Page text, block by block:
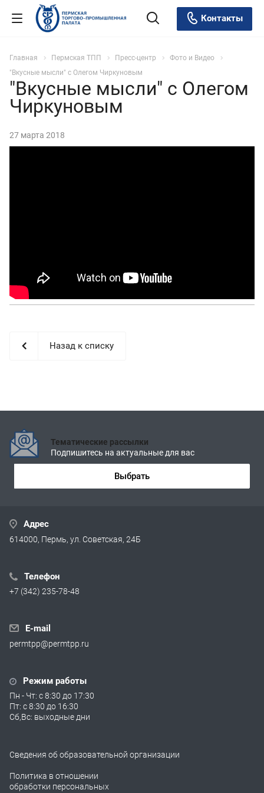
Контакты
Главная Пермская ТПП Пресс-центр
Фото и Видео
"Вкусные мысли" с Олегом Чиркуновым
"Вкусные мысли" с Олегом
Чиркуновым
27 марта 2018
Назад к списку
Тематические рассылки
Подпишитесь на актуальные для вас
Выбрать
Адрес
614000, Пермь, ул. Советская, 24Б
Телефон
+7 (342) 235-78-48
E-mail
permtpp@permtpp.ru
Режим работы
Пн - Чт: с 8:30 до 17:30
Пт: с 8:30 до 16:30
Сб,Вс: выходные дни
Сведения об образовательной организации
Политика в отношении
обработки персональных